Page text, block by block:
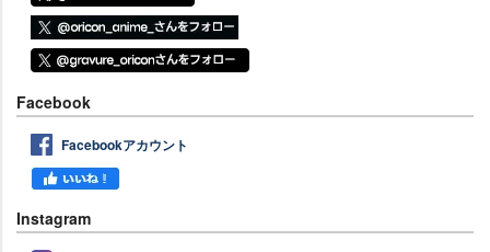
Facebook
Facebookアカウント
Instagram